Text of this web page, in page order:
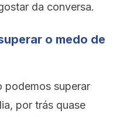
da conversa.
o medo de
podemos superar
por trás quase